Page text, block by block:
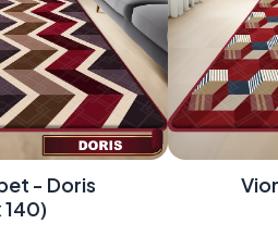
- Doris
140)